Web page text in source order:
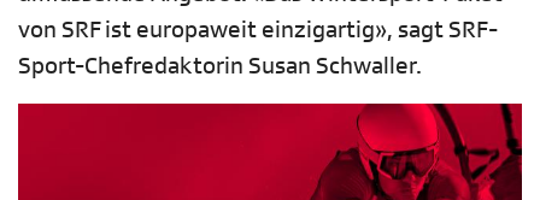
von SRF ist europaweit einzigartig», sagt SRF-
Sport-Chefredaktorin Susan Schwaller.